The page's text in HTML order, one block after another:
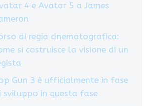
4 e Avatar 5 a James
di regia cinematografica:
si costruisce la visione di un
Gun 3 è ufficialmente in fase
sviluppo in questa fase